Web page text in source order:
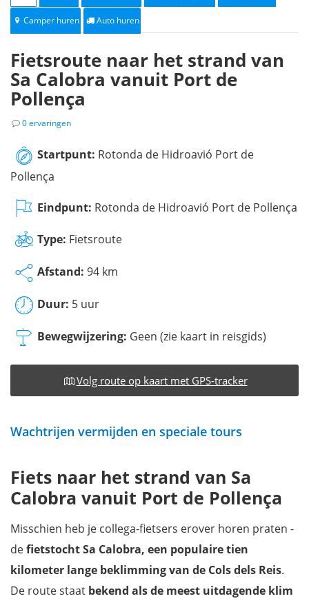
Camper huren Auto huren
Fietsroute naar het strand van
Sa Calobra vanuit Port de
Pollença
0 ervaringen
Startpunt: Rotonda de Hidroavió Port de
Pollença
Eindpunt: Rotonda de Hidroavió Port de Pollença
Type: Fietsroute
Afstand: 94 km
Duur: 5 uur
Bewegwijzering: Geen (zie kaart in reisgids)
Volg route op kaart met GPS-tracker
Wachtrijen vermijden en speciale tours
Fiets naar het strand van Sa
Calobra vanuit Port de Pollença
Misschien heb je collega-fietsers erover horen praten -
defietstocht Sa Calobra, een populaire tien
kilometer lange beklimming van de Cols dels Reis.
De route staat bekend als de meest uitdagende klim